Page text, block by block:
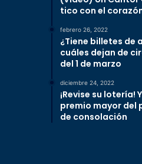
tico con el
febrero 26, 2022
¿Tiene billetes de
cuáles dejan de
del 1 de marzo
diciembre 24, 2022
¡Revise su lotería!
premio mayor del
de consolación